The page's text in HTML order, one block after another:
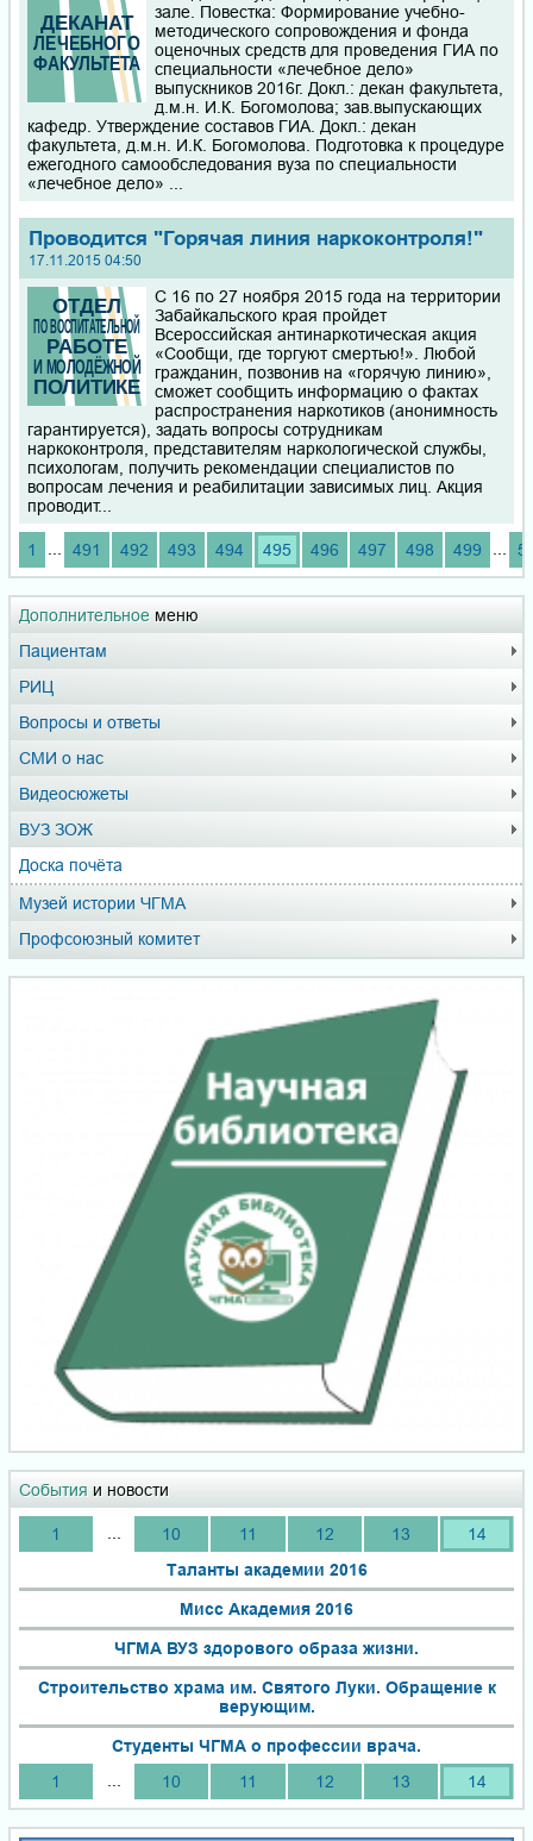
Дополнительное меню
Пациентам
РИЦ
Вопросы и ответы
СМИ о нас
Видеосюжеты
ВУЗ ЗОЖ
Доска почёта
Музей истории ЧГМА
Профсоюзный комитет
События и новости
1 10 11 12 13
14
Таланты академии 2016
Мисс Академия 2016
ЧГМА ВУЗ здорового образа жизни.
Строительство храма им. Святого Луки. Обращение к
верующим.
Студенты ЧГМА о профессии врача.
1
10 11 12 13 14
зале. Повестка: Формирование учебно-
методического сопровождения и фонда
оценочных средств для проведения ГИА по
специальности «лечебное дело»
выпускников 2016г. Докл.: декан факультета,
д.м.н. И.К. Богомолова; зав.выпускающих
кафедр. Утверждение составов ГИА. Докл.: декан
факультета, д.м.н. И.К. Богомолова. Подготовка к процедуре
ежегодного самообследования вуза по специальности
«лечебное дело» ...
Проводится "Горячая линия наркоконтроля!"
17.11.2015 04:50
С 16 по 27 ноября 2015 года на территории
Забайкальского края пройдет
Всероссийская антинаркотическая акция
«Сообщи, где торгуют смертью!». Любой
гражданин, позвонив на «горячую линию»,
сможет сообщить информацию о фактах
распространения наркотиков (анонимность
гарантируется), задать вопросы сотрудникам
наркоконтроля, представителям наркологической службы,
психологам, получить рекомендации специалистов по
вопросам лечения и реабилитации зависимых лиц. Акция
проводит...
1 ... 491 492 493 494 495 496 497 498 499 ...